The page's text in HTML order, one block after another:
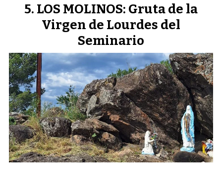
LOS MOLINOS: Gruta de la
Virgen de Lourdes del
Seminario